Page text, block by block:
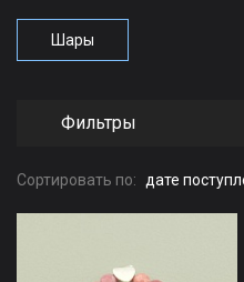
Шары
Фильтры
Сортировать по: дате